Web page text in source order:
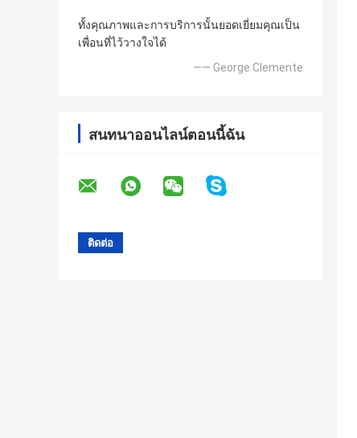
ทั้งคุณภาพและการบริการนั้นยอดเยี่ยมคุณเป็น
เพื่อนที่ไว้วางใจได้
—— George Clemente
สนทนาออนไลน์ตอนนี้ฉัน